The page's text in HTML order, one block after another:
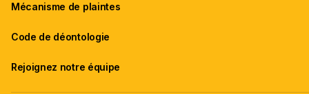
Mécanisme de plaintes
Code de déontologie
Rejoignez notre équipe